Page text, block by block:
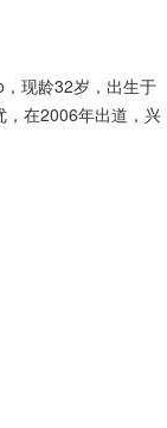
现龄32岁，出生于
，在2006年出道，兴